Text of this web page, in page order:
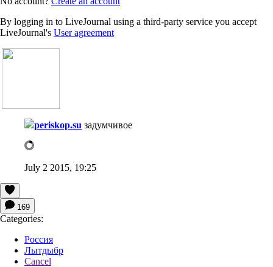
By logging in to LiveJournal using a third-party service you accept
LiveJournal's User agreement
periskop.su задумчивое
July 2 2015, 19:25
169
Categories:
Россия
Лытдыбр
Cancel